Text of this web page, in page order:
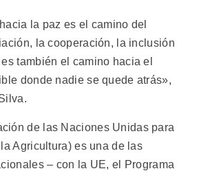
la paz es el camino del
la cooperación, la inclusión
también el camino hacia el
donde nadie se quede atrás»,
de las Naciones Unidas para
Agricultura) es una de las
– con la UE, el Programa